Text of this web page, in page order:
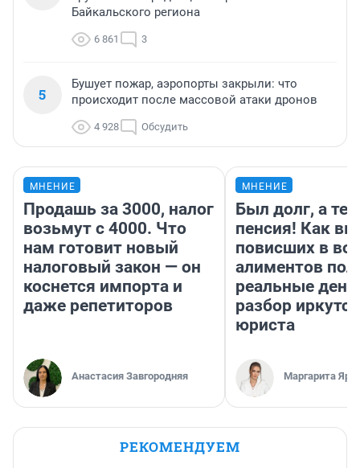
Байкальского региона
6 861 3
5
Бушует пожар, аэропорты закрыли: что
происходит после массовой атаки дронов
4 928 Обсудить
МНЕНИЕ
Продашь за 3000, налог
возьмут с 4000. Что
нам готовит новый
налоговый закон — он
коснется импорта и
даже репетиторов
Анастасия Завгородняя
МНЕНИЕ
Был долг, а
пенсия! Как
повисших в
алиментов
реальные
разбор
юриста
Маргарита
РЕКОМЕНДУЕМ